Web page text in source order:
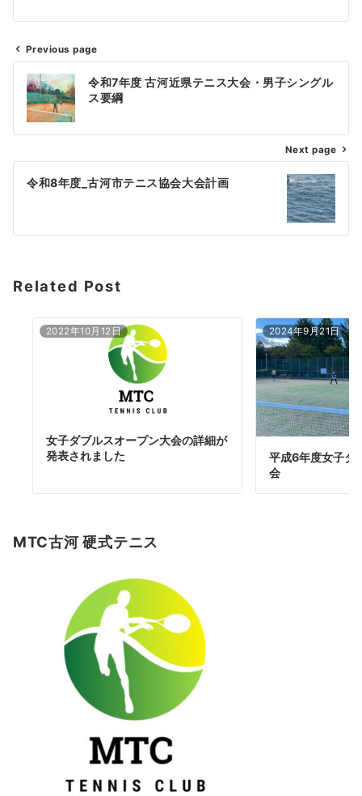
投
稿
ナ
ビ
ゲ
シ
ン
Previous page
令和7年度 古河近県テニス大会・男子シングル
ス要綱
Next page
令和8年度_古河市テニス協会大会計画
Related Post
2022年10月12日
女子ダブルスオープン大会の詳細が
発表されました
2024年9月21日
平成6年度女子ダ
会
MTC古河 硬式テニス